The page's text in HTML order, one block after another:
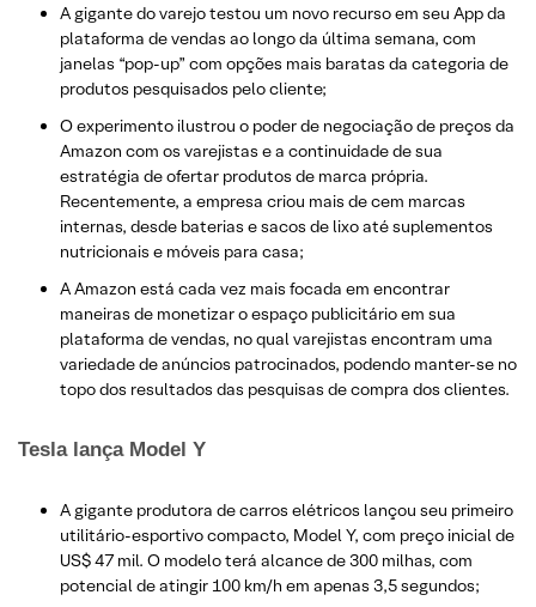
A gigante do varejo testou um novo recurso em seu App da
plataforma de vendas ao longo da última semana, com
janelas “pop-up” com opções mais baratas da categoria de
produtos pesquisados pelo cliente;
O experimento ilustrou o poder de negociação de preços da
Amazon com os varejistas e a continuidade de sua
estratégia de ofertar produtos de marca própria.
Recentemente, a empresa criou mais de cem marcas
internas, desde baterias e sacos de lixo até suplementos
nutricionais e móveis para casa;
A Amazon está cada vez mais focada em encontrar
maneiras de monetizar o espaço publicitário em sua
plataforma de vendas, no qual varejistas encontram uma
variedade de anúncios patrocinados, podendo manter-se no
topo dos resultados das pesquisas de compra dos clientes.
Tesla lança Model Y
A gigante produtora de carros elétricos lançou seu primeiro
utilitário-esportivo compacto, Model Y, com preço inicial de
US$ 47 mil. O modelo terá alcance de 300 milhas, com
potencial de atingir 100 km/h em apenas 3,5 segundos;